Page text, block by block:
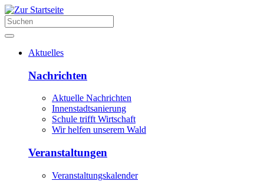
Aktuelles
Nachrichten
Aktuelle Nachrichten
Innenstadtsanierung
Schule trifft Wirtschaft
Wir helfen unserem Wald
Veranstaltungen
Veranstaltungskalender